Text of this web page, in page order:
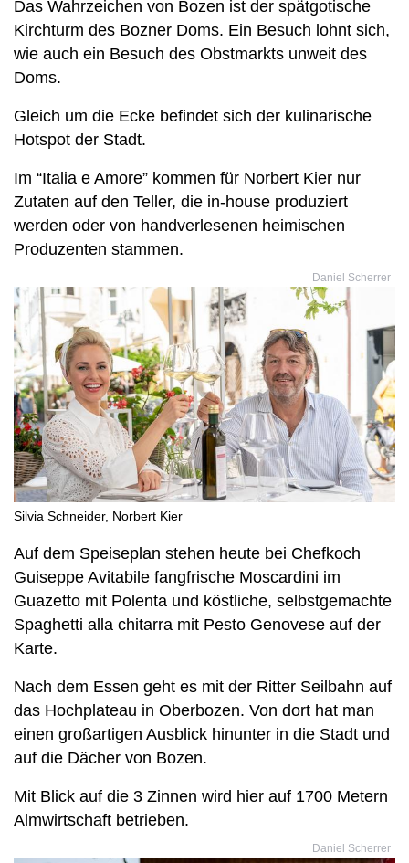
Das Wahrzeichen von Bozen ist der spätgotische
Kirchturm des Bozner Doms. Ein Besuch lohnt sich,
wie auch ein Besuch des Obstmarkts unweit des
Doms.
Gleich um die Ecke befindet sich der kulinarische
Hotspot der Stadt.
Im “Italia e Amore” kommen für Norbert Kier nur
Zutaten auf den Teller, die in-house produziert
werden oder von handverlesenen heimischen
Produzenten stammen.
Daniel Scherrer
Silvia Schneider, Norbert Kier
Auf dem Speiseplan stehen heute bei Chefkoch
Guiseppe Avitabile fangfrische Moscardini im
Guazetto mit Polenta und köstliche, selbstgemachte
Spaghetti alla chitarra mit Pesto Genovese auf der
Karte.
Nach dem Essen geht es mit der Ritter Seilbahn auf
das Hochplateau in Oberbozen. Von dort hat man
einen großartigen Ausblick hinunter in die Stadt und
auf die Dächer von Bozen.
Mit Blick auf die 3 Zinnen wird hier auf 1700 Metern
Almwirtschaft betrieben.
Daniel Scherrer